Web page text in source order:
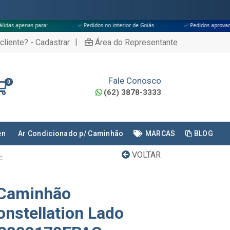
✅ Pedidos no interior de Goiás ✅ Pedidos aprovados até às 18h
- Cadastrar | Área do Representante
0 Fale Conosco
(62) 3878-3333
Ar Condicionado p/ Caminhão MARCAS BLOG
VOLTAR
Lado